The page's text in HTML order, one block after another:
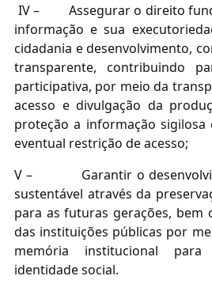
IV –
Assegurar o direito
informação e sua
cidadania e desenvolvimento,
transparente, contribuindo
participativa, por meio da
acesso e divulgação da
proteção a informação sigilosa
eventual restrição de acesso;
V –
Garantir o
sustentável através da
para as futuras gerações, bem
das instituições públicas por
memória institucional
identidade social.